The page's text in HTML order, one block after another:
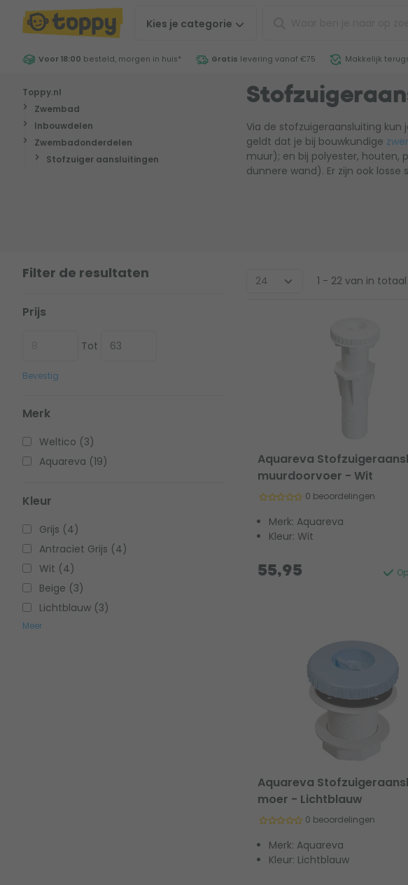
Kies je categorie
Voor 18:00 besteld, morgen in huis* Gratis levering vanaf €75 Makkelijk
Toppy.nl
Zwembad
Inbouwdelen
Zwembadonderdelen
Stofzuiger aansluitingen
Via de stofzuigeraansluiting
geldt dat je bij bouwkundige
muur); en bij polyester, houten,
dunnere wand). Er zijn ook
Filter de resultaten
Prijs
Tot
Bevestig
Merk
Weltico (3)
Aquareva (19)
Kleur
Grijs (4)
Antraciet Grijs (4)
Wit (4)
Beige (3)
Lichtblauw (3)
Meer
1 - 22 van in
Aquareva
muurdoorvoer - Wit
0 beoordelingen
Merk: Aquareva
Kleur: Wit
55,95
Aquareva
moer - Lichtblauw
0 beoordelingen
Merk: Aquareva
Kleur: Lichtblauw